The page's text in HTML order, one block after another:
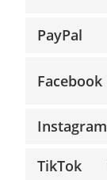
PayPal
Facebook
Instagram
TikTok